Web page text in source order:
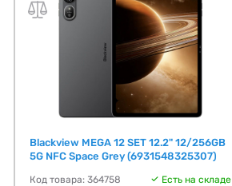
Blackview MEGA 12 SET 12.2" 12/256GB
5G NFC Space Grey (6931548325307)
Код товара: 364758 Есть на складе